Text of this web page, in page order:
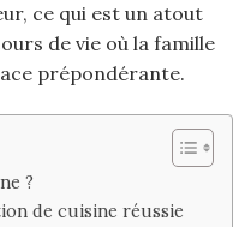
ce qui est un atout
de vie où la famille
prépondérante.
?
de cuisine réussie